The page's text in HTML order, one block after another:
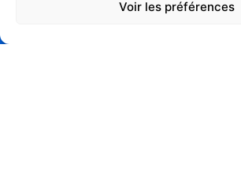
Voir les préférences